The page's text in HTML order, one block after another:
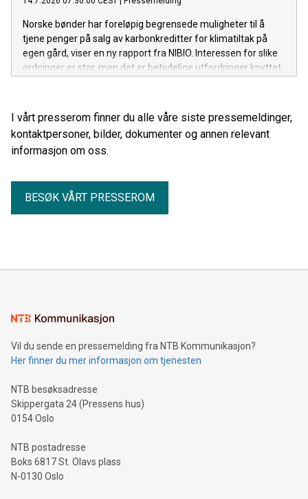
Norske bønder har foreløpig begrensede muligheter til å
tjene penger på salg av karbonkreditter for klimatiltak på
egen gård, viser en ny rapport fra NIBIO. Interessen for slike
ordninger er stor, men det er betydelige utfordringer knyttet
I vårt presserom finner du alle våre siste pressemeldinger,
kontaktpersoner, bilder, dokumenter og annen relevant
informasjon om oss.
BESØK VÅRT PRESSEROM
Vil du sende en pressemelding fra NTB Kommunikasjon?
Her finner du mer informasjon om tjenesten
NTB besøksadresse
Skippergata 24 (Pressens hus)
0154 Oslo
NTB postadresse
Boks 6817 St. Olavs plass
N-0130 Oslo